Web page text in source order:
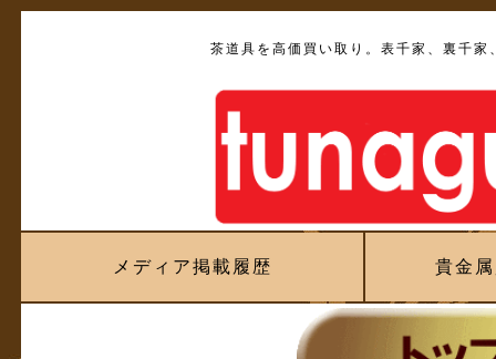
茶道具を高価買い取り。表千家、裏千家
メディア掲載履歴 貴金